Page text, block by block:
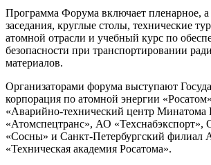
Программа Форума включает пленарное,
заседания, круглые столы, технические
атомной отрасли и учебный курс по
безопасности при транспортировании
материалов.
Организаторами форума выступают
корпорация по атомной энергии
«Аварийно-технический центр
«Атомспецтранс», АО
«Сосны» и Санкт-Петербургский
«Техническая академия Росатома».